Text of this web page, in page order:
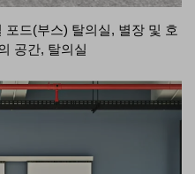
드(부스) 탈의실, 별장 및 호
공간, 탈의실